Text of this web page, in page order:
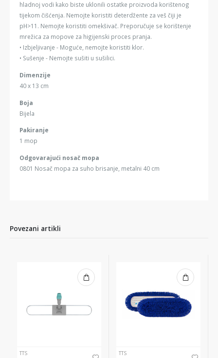
hladnoj vodi kako biste uklonili ostatke proizvoda korištenog
tijekom čišćenja. Nemojte koristiti deterdžente za veš čiji je
pH>11. Nemojte koristiti omekšivač. Preporučuje se korištenje
mrežica za mopove za higijenski proces pranja.
• Izbjeljivanje - Moguće, nemojte koristiti klor.
• Sušenje - Nemojte sušiti u sušilici.
Dimenzije
40 x 13 cm
Boja
Bijela
Pakiranje
1 mop
Odgovarajući nosač mopa
0801 Nosač mopa za suho brisanje, metalni 40 cm
Povezani artikli
TTS TTS